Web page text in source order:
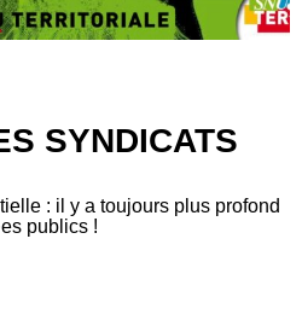
SYNDICATS
: il y a toujours plus profond
publics !